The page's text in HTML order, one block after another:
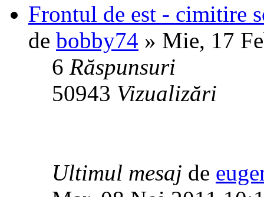
Frontul de est - cimitire
de bobby74 » Mie, 17
6 Răspunsuri
50943 Vizualizări
Ultimul mesaj de